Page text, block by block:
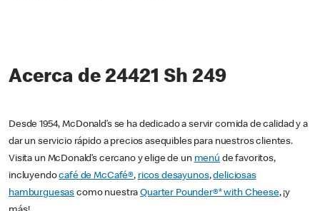
Acerca de 24421 Sh 249
Desde 1954, McDonald’s se ha dedicado a servir comida de calidad y a
dar un servicio rápido a precios asequibles para nuestros clientes.
Visita un McDonald’s cercano y elige de un menú de favoritos,
incluyendocafé de McCafé®, ricos desayunos,deliciosas
hamburguesas como nuestraQuarter Pounder®* with Cheese, ¡y